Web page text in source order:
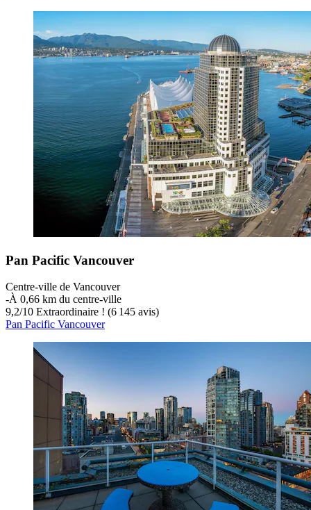
Pan Pacific Vancouver
Centre-ville de Vancouver
‐À 0,66 km du centre-ville
9,2/10 Extraordinaire ! (6 145 avis)
Pan Pacific Vancouver